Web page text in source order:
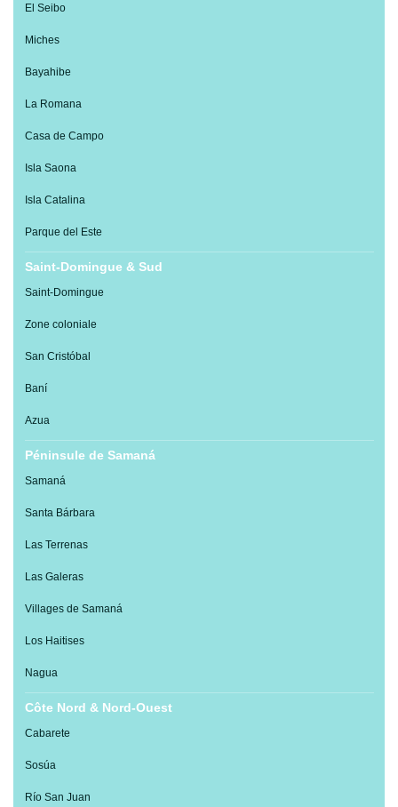
El Seibo
Miches
Bayahibe
La Romana
Casa de Campo
Isla Saona
Isla Catalina
Parque del Este
Saint-Domingue & Sud
Saint-Domingue
Zone coloniale
San Cristóbal
Baní
Azua
Péninsule de Samaná
Samaná
Santa Bárbara
Las Terrenas
Las Galeras
Villages de Samaná
Los Haitises
Nagua
Côte Nord & Nord-Ouest
Cabarete
Sosúa
Río San Juan